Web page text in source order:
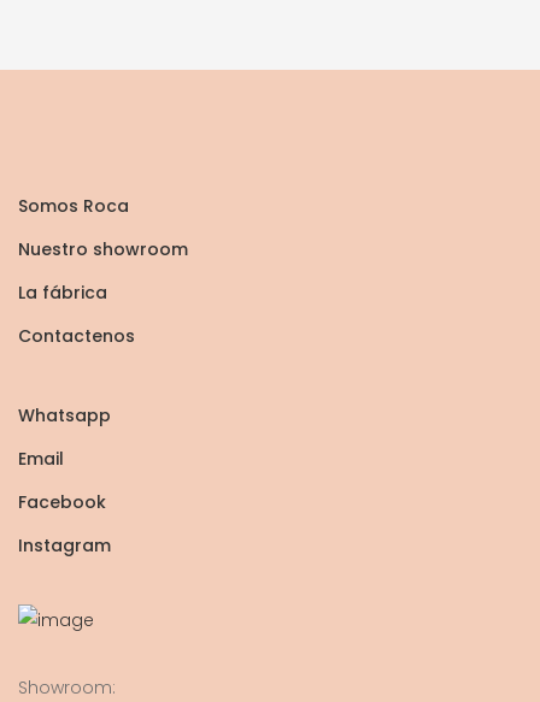
Somos Roca
Nuestro showroom
La fábrica
Contactenos
Whatsapp
Email
Facebook
Instagram
Showroom: